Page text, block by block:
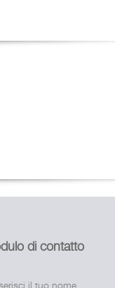
di contatto